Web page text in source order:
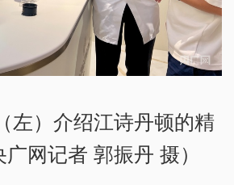
左）介绍江诗丹顿的精
网记者 郭振丹 摄）